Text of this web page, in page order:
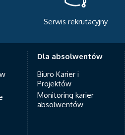
Akademia Małego Żaka
Dla absolwentów
Biuro Karier i
Projektów
Monitoring karier
absolwentów